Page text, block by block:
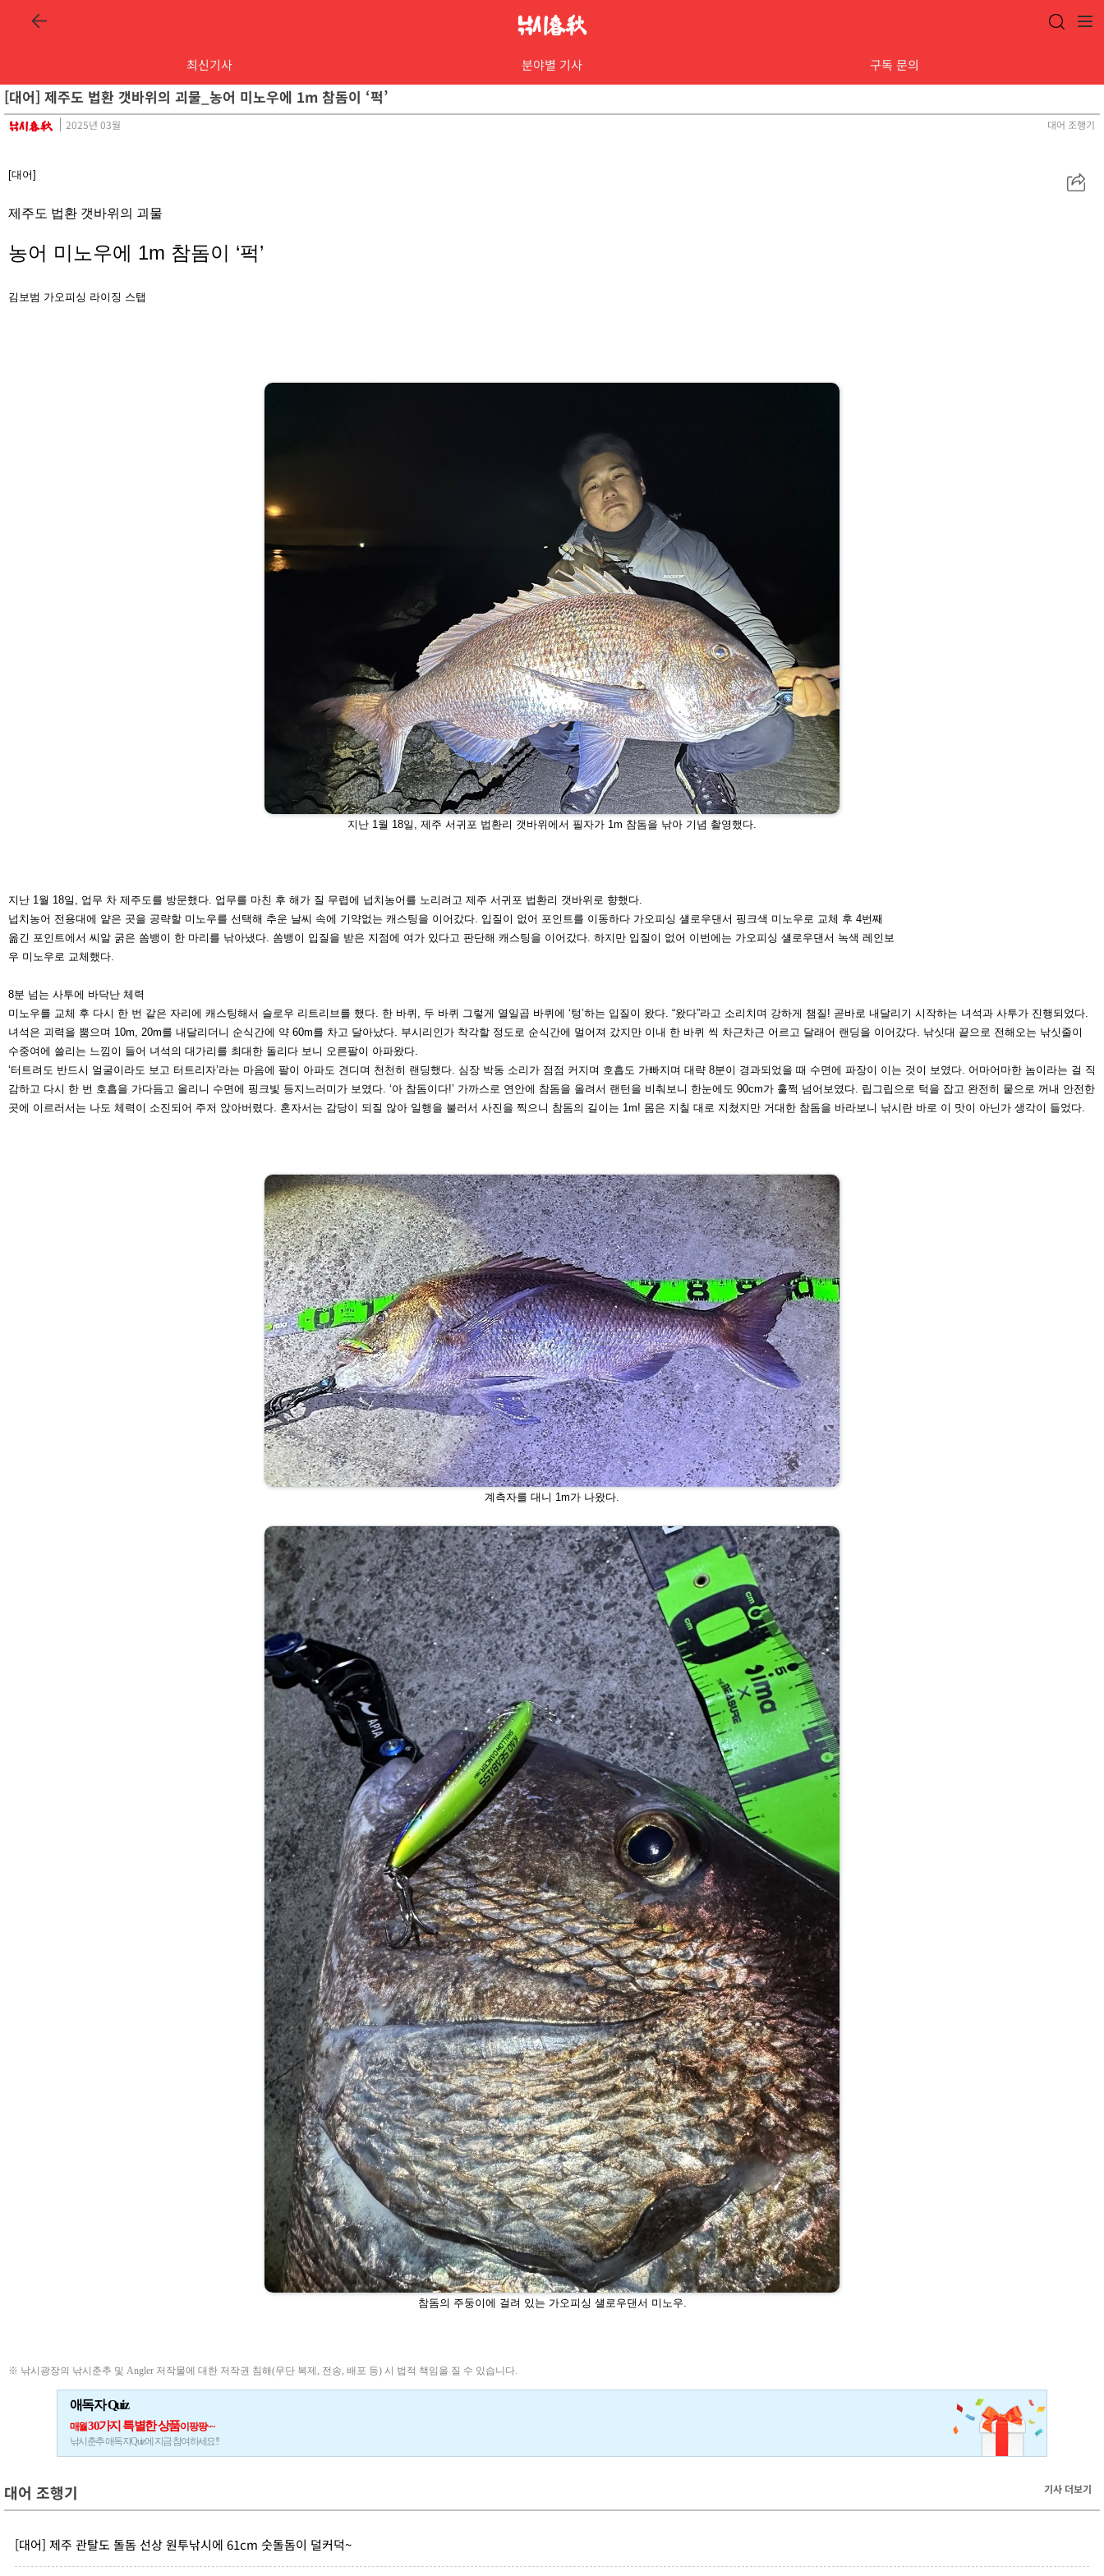
최신기사 분야별 기사 구독 문의
[대어] 제주도 법환 갯바위의 괴물_농어 미노우에 1m 참돔이 ‘퍽’
2025년 03월 대어 조행기
공
유
[대어]
제주도 법환 갯바위의 괴물
농어 미노우에 1m 참돔이 ‘퍽’
김보범 가오피싱 라이징 스탭
지난 1월 18일, 제주 서귀포 법환리 갯바위에서 필자가 1m 참돔을 낚아 기념 촬영했다.
지난 1월 18일, 업무 차 제주도를 방문했다. 업무를 마친 후 해가 질 무렵에 넙치농어를 노리려고 제주 서귀포 법환리 갯바위로 향했다.
넙치농어 전용대에 얕은 곳을 공략할 미노우를 선택해 추운 날씨 속에 기약없는 캐스팅을 이어갔다. 입질이 없어 포인트를 이동하다 가오피싱 섈로우댄서 핑크색 미노우로 교체 후 4번째
옮긴 포인트에서 씨알 굵은 쏨뱅이 한 마리를 낚아냈다. 쏨뱅이 입질을 받은 지 점에 여가 있다고 판단해 캐스팅을 이어갔다. 하지만 입질이 없어 이번에 는 가오피싱 섈로우댄서 녹색 레인보
우 미노우로 교체했다.
8분 넘는 사투에 바닥난 체력
미노우를 교체 후 다시 한 번 같은 자리에 캐스팅해서 슬로우 리트리브를 했다. 한 바퀴, 두 바퀴 그렇게 열일곱 바퀴에 ‘텅’하는 입질이 왔다. “왔다”라고 소리치며 강하게 챔질! 곧바로 내달리기 시 작하는 녀석과 사투가 진행되었다.
녀석은 괴력을 뿜으며 10m, 20m를 내달리더니 순식간에 약 60m를 차고 달아났다. 부시리인가 착각할 정도로 순식간에 멀어져 갔지만 이내 한 바퀴 씩 차근차근 어르고 달래어 랜딩을 이어갔다. 낚싯대 끝으로 전해오는 낚싯줄이
수중여에 쓸리는 느낌이 들어 녀석의 대가리를 최대한 돌리다 보니 오른팔이 아파왔다.
‘터트려도 반드시 얼굴이라도 보고 터트리자’라는 마음에 팔이 아파도 견디며 천 천히 랜딩했다. 심장 박동 소리가 점점 커지며 호흡도 가빠지며 대략 8분이 경과되었을 때 수면에 파장이 이는 것이 보였다. 어마어마한 놈이라는 걸 직
감하고 다시 한 번 호흡을 가다듬고 올리니 수면에 핑크빛 등지느러미가 보였다. ‘아 참돔이다!’ 가까스로 연안에 참돔을 올려서 랜턴을 비춰보니 한눈에도 90cm가 훌쩍 넘어보 였다. 립그립으로 턱을 잡고 완전히 뭍으로 꺼내 안전한
곳에 이르러서는 나도 체 력이 소진되어 주저 앉아버렸다. 혼자서는 감당이 되질 않아 일행을 불러서 사진 을 찍으니 참돔의 길이는 1m! 몸은 지칠 대로 지쳤지만 거대한 참돔을 바라보니 낚시란 바로 이 맛이 아닌가 생각이 들었다.
계측자를 대니 1m가 나왔다.
참돔의 주둥이에 걸려 있는 가오피싱 섈로우댄서 미노우.
※ 낚시광장의 낚시춘추 및 Angler 저작물에 대한 저작권 침해(무단 복제, 전송, 배포 등) 시 법적 책임을 질 수 있습니다.
애독자 Quiz
매월30가지 특별한 상품이 팡팡~~
낚시춘추 애독자Quiz에 지금 참여하세요!!
대어 조행기 기사 더보기
[대어] 제주 관탈도 돌돔 선상 원투낚시에 61cm 숫돌돔이 덜커덕~